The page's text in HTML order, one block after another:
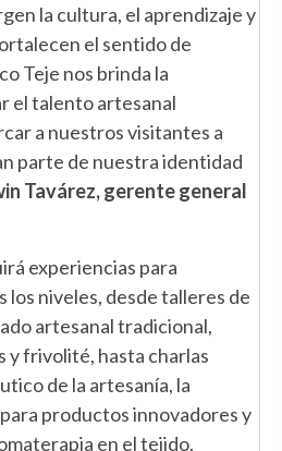
la cultura, el aprendizaje y
el sentido de
Teje nos brinda la
el talento artesanal
a nuestros visitantes a
parte de nuestra identidad
Tavárez, gerente general
experiencias para
niveles, desde talleres de
artesanal tradicional,
y frivolité, hasta charlas
de la artesanía, la
productos innovadores y
en el tejido.